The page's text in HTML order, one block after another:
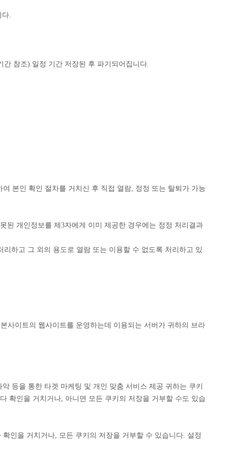
다.
참조) 일정 기간 저장된 후 파기되어집니다.
본인 확인 절차를 거치신 후 직접 열람, 정정 또는 탈퇴가 가능
된 개인정보를 제3자에게 이미 제공한 경우에는 정정 처리결과
하고 그 외의 용도로 열람 또는 이용할 수 없도록 처리하고 있
사이트의 웹사이트를 운영하는데 이용되는 서버가 귀하의 브라
등을 통한 타겟 마케팅 및 개인 맞춤 서비스 제공 귀하는 쿠키
확인을 거치거나, 아니면 모든 쿠키의 저장을 거부할 수도 있습
인을 거치거나, 모든 쿠키의 저장을 거부할 수 있습니다. 설정